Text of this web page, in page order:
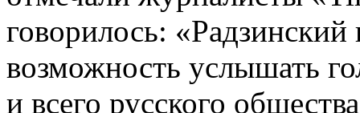
говорилось: «Радзинский
возможность услышать
и всего русского